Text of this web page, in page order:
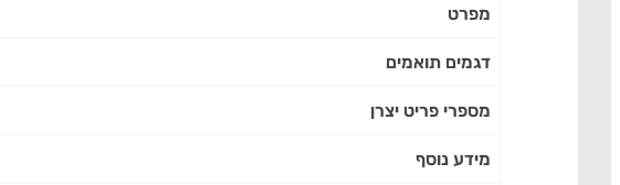
מפרט
דגמים תואמים
מספרי פריט יצרן
מידע נוסף